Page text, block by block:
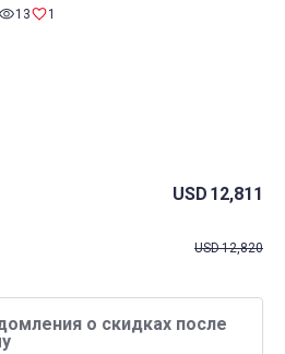
13 1
USD 12,811
USD12,820
о скидках после